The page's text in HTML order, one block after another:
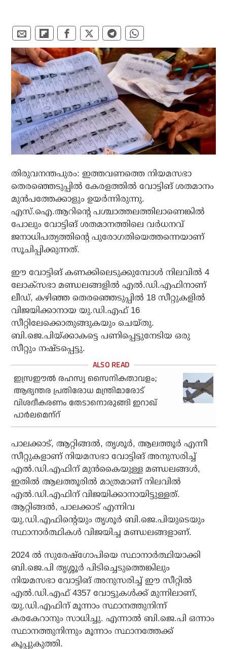
തിരുവനന്തപുരം: ഇത്തവണത്തെ നിയമസഭാ
തെരഞ്ഞെടുപ്പിൽ കേരളത്തിൽ വോട്ടിങ് ശതമാനം
മുൻപത്തേക്കാളും ഉയർന്നിരുന്നു.
എസ്.ഐ.ആറിന്റെ പശ്ചാത്തലത്തിലാണെങ്കിൽ
പോലും വോട്ടിങ് ശതമാനത്തിലെ വർധനവ്
ജനാധിപത്യത്തിന്റെ പുരോഗതിയെത്തന്നെയാണ്
സൂചിപ്പിക്കുന്നത്.
ഈ വോട്ടിങ് കണക്കിലെടുക്കുമ്പോൾ നിലവിൽ 4
ലോക്സഭാ മണ്ഡലങ്ങളിൽ എൽ.ഡി.എഫിനാണ്
ലീഡ്, കഴിഞ്ഞ തെരഞ്ഞെടുപ്പിൽ 18 സീറ്റുകളിൽ
വിജയിക്കാനായ യു.ഡി.എഫ് 16
സീറ്റിലേക്കൊതുങ്ങുകയും ചെയ്തു.
ബി.ജെ.പിയ്‌ക്കാകട്ടെ പണിപ്പെട്ടുനേടിയ ഒരു
സീറ്റും നഷ്ടപ്പെട്ടു.
ഇസ്രഈല്‍ രഹസ്യ സൈനികതാവളം;
ആഭ്യന്തര പ്രതിരോധ മന്ത്രിമാരോട്
വിശദീകരണം തേടാനൊരുങ്ങി ഇറാഖ്
പാര്‍ലമെന്‌റ്
പാലക്കാട്, ആറ്റിങ്ങൽ, തൃശൂർ, ആലത്തൂർ എന്നീ
സീറ്റുകളാണ് നിയമസഭാ വോട്ടിങ് അനുസരിച്ച്
എൽ.ഡി.എഫിന് മുൻകൈയുള്ള മണ്ഡലങ്ങൾ,
ഇതിൽ ആലത്തൂരിൽ മാത്രമാണ് നിലവിൽ
എൽ.ഡി.എഫിന് വിജയിക്കാനായിട്ടുള്ളത്.
ആറ്റിങ്ങൽ, പാലക്കാട് എന്നിവ
യു.ഡി.എഫിന്റെയും തൃശൂർ ബി.ജെ.പിയുടെയും
സ്ഥാനാർത്ഥികൾ വിജയിച്ച മണ്ഡലങ്ങളാണ്.
2024 ൽ സുരേഷ്‌ഗോപിയെ സ്ഥാനാർത്ഥിയാക്കി
ബി.ജെ.പി തൃശ്ശൂർ പിടിച്ചെടുത്തെങ്കിലും
നിയമസഭാ വോട്ടിങ് അനുസരിച്ച് ഈ സീറ്റിൽ
എൽ.ഡി.എഫ് 4357 വോട്ടുകൾക്ക് മുന്നിലാണ്,
യു.ഡി.എഫിന് മൂന്നാം സ്ഥാനത്തുനിന്ന്
കരകേറാനും സാധിച്ചു. എന്നാൽ ബി.ജെ.പി ഒന്നാം
സ്ഥാനത്തുനിന്നും മൂന്നാം സ്ഥാനത്തേക്ക്
കൂപ്പുകുത്തി.